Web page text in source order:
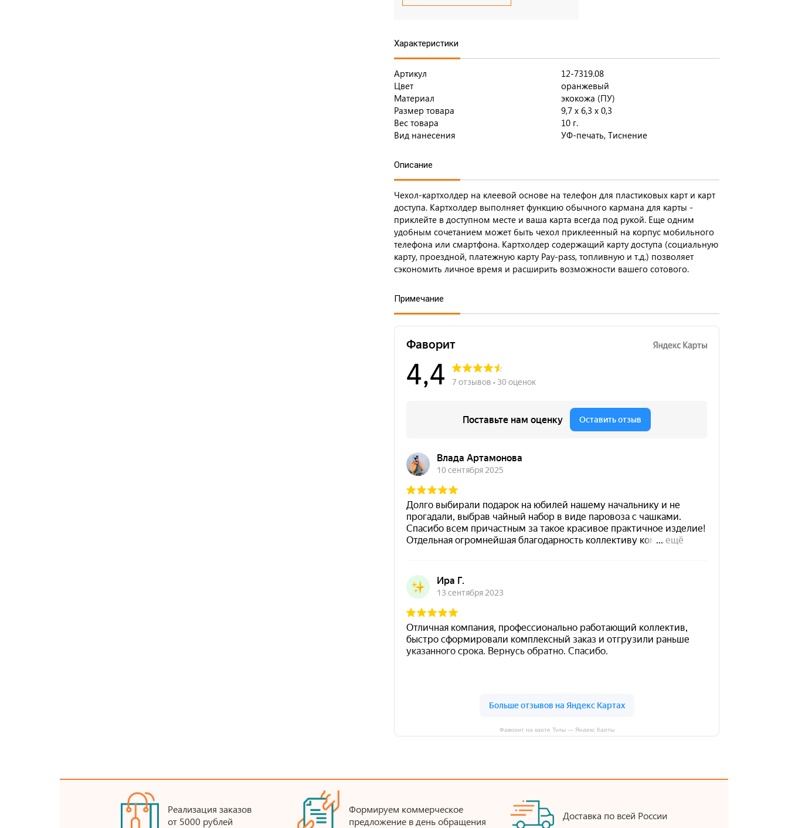
Характеристики
Артикул
12-7319.08
Цвет
оранжевый
Материал
экокожа (ПУ)
Размер товара
9,7 х 6,3 х 0,3
Вес товара
10 г.
Вид нанесения
УФ-печать, Тиснение
Описание
Чехол-картхолдер на клеевой основе на телефон для пластиковых карт и карт
доступа. Картхолдер выполняет функцию обычного кармана для карты -
приклейте в доступном месте и ваша карта всегда под рукой. Еще одним
удобным сочетанием может быть чехол приклеенный на корпус мобильного
телефона или смартфона. Картхолдер содержащий карту доступа (социальную
карту, проездной, платежную карту Pay-pass, топливную и т.д.) позволяет
сэкономить личное время и расширить возможности вашего сотового.
Примечание
Фаворит на карте Тулы — Яндекс Карты
Реализация заказов
от 5000 рублей
Формируем коммерческое
предложение в день обращения
Доставка по всей России